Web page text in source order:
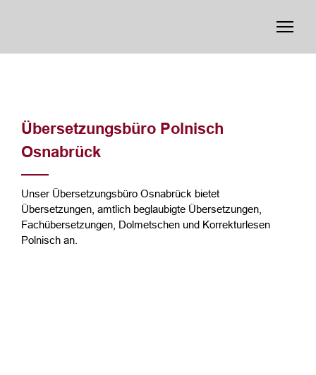
Übersetzungsbüro Polnisch
Osnabrück
Unser Übersetzungsbüro Osnabrück bietet
Übersetzungen, amtlich beglaubigte Übersetzungen,
Fachübersetzungen, Dolmetschen und Korrekturlesen
Polnisch an.